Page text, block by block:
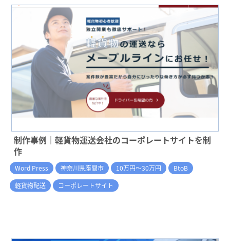
制作事例｜軽貨物運送会社のコーポレートサイトを制
作
Word Press 神奈川県座間市 10万円～30万円
BtoB
軽貨物配送
コーポレートサイト